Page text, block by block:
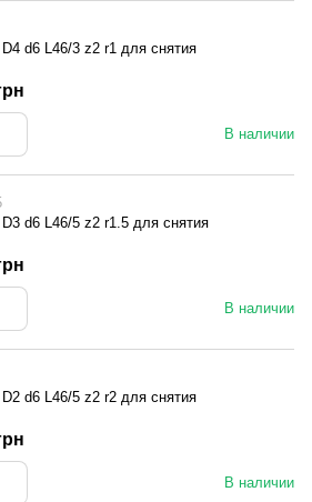
d6 L46/3 z2 r1 для снятия
В наличии
d6 L46/5 z2 r1.5 для снятия
В наличии
d6 L46/5 z2 r2 для снятия
В наличии